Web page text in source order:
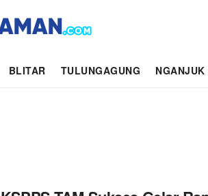
BLITAR TULUNGAGUNG NGANJUK